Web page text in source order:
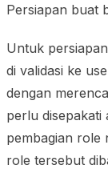
Persiapan buat
Untuk
di validasi ke
dengan
perlu disepakati
pembagian role
role tersebut